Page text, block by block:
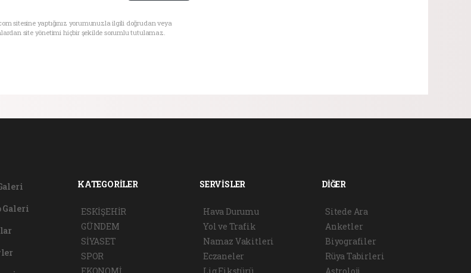
sitesine yaptığınız yorumunuzla ilgili doğrudan veya
site yönetimi hiçbir şekilde sorumlu tutulamaz.
Galeri
KATEGORİLER
ESKİŞEHİR
GÜNDEM
SİYASET
SPOR
SERVİSLER
Hava Durumu
Yol ve Trafik
Namaz Vakitleri
Eczaneler
DİĞER
Sitede Ara
Anketler
Biyografiler
Rüya Tabirleri